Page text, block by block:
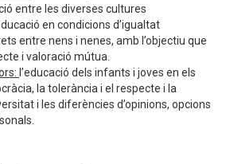
entre les diverses cultures
en condicions d’igualtat
entre nens i nenes, amb l’objectiu que
i valoració mútua.
l’educació dels infants i joves en els
la tolerància i el respecte i la
i les diferències d’opinions, opcions